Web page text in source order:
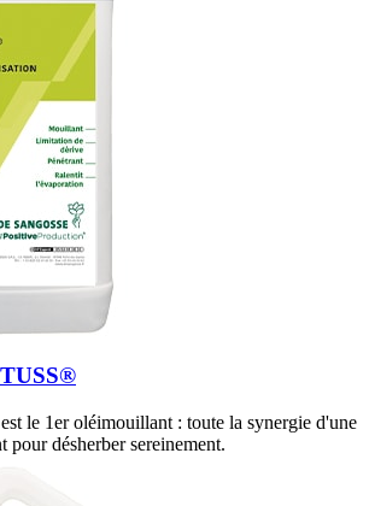
le 1er oléimouillant : toute la synergie d'une
désherber sereinement.